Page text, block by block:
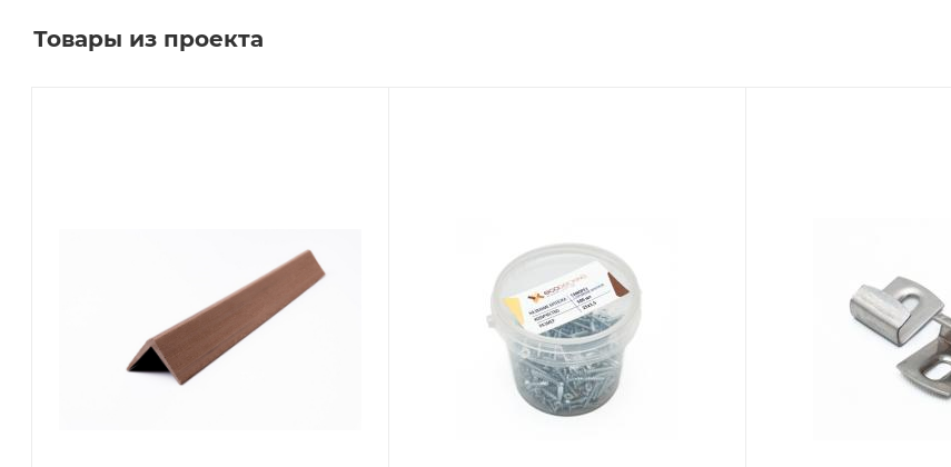
Товары из проекта